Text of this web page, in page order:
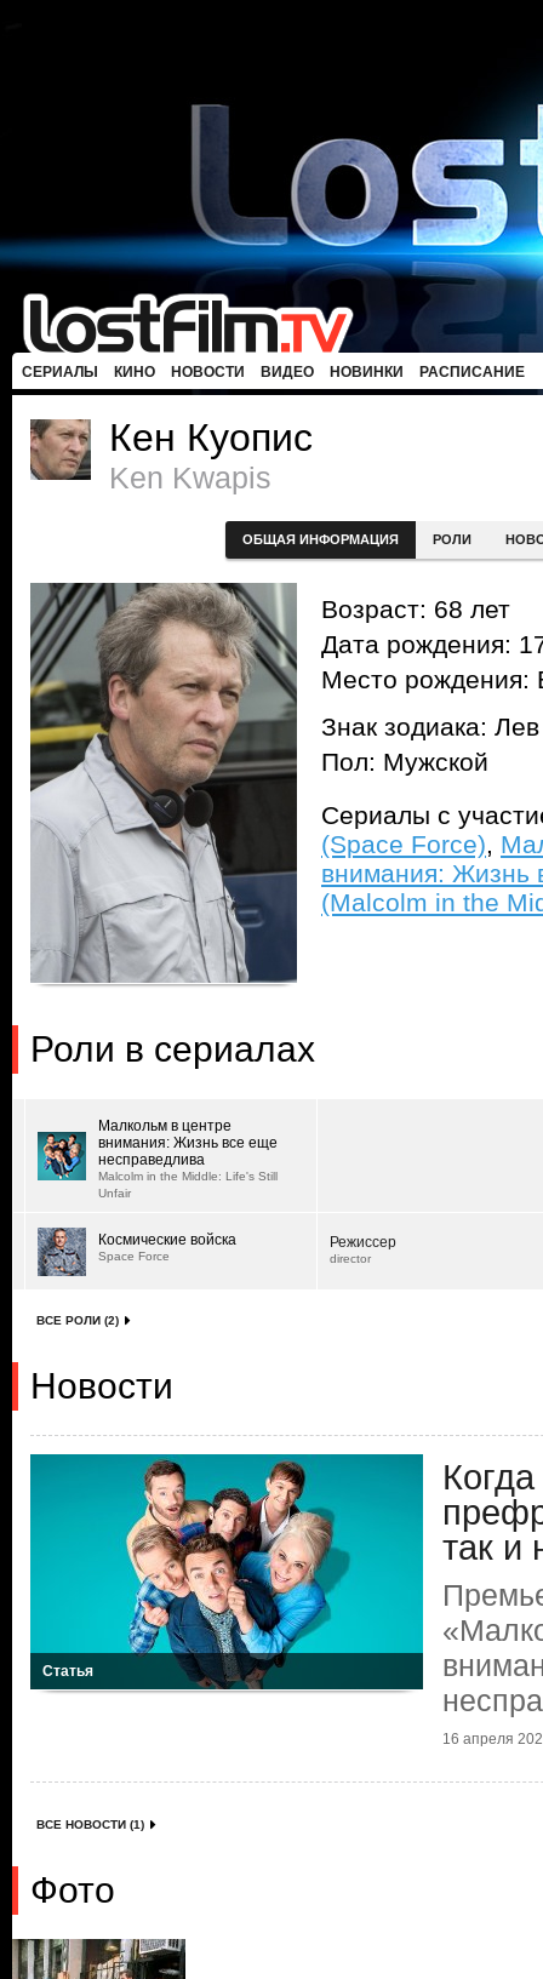
СЕРИАЛЫ КИНО НОВОСТИ ВИДЕО НОВИНКИ РАСПИСАНИЕ
Кен Куопис
Ken Kwapis
ОБЩАЯ ИНФОРМАЦИЯ РОЛИ
Возраст: 68 лет
Дата рождения:
Место
Знак зодиака: Лев
Пол: Мужской
Сериалы с
(Space Force),
внимания: Жизнь
(Malcolm in the
Роли в сериалах
Малкольм в центре
внимания: Жизнь все еще
несправедлива
Malcolm in the Middle: Life's Still
Unfair
Космические войска
Space Force
Режиссер
director
ВСЕ РОЛИ (2)
Новости
Статья
так и
16 апреля
ВСЕ НОВОСТИ (1)
Фото